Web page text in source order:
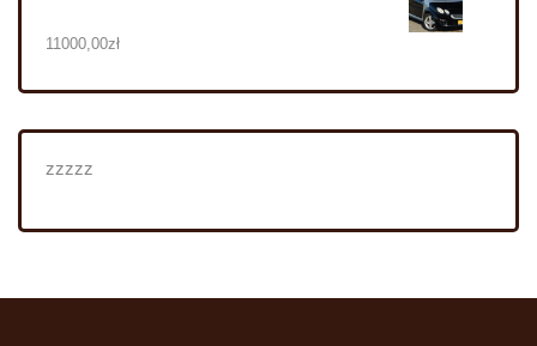
11000,00zł
zzzzz